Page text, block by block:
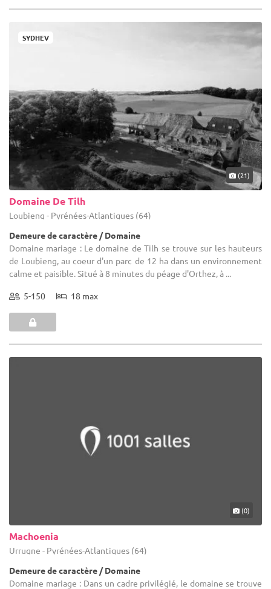
SYDHEV
(21)
Domaine De Tilh
Loubieng - Pyrénées-Atlantiques (64)
Demeure de caractère / Domaine
Domaine mariage : Le domaine de Tilh se trouve sur les hauteurs
de Loubieng, au coeur d'un parc de 12 ha dans un environnement
calme et paisible. Situé à 8 minutes du péage d'Orthez, à ...
5-150 18 max
(0)
Machoenia
Urrugne - Pyrénées-Atlantiques (64)
Demeure de caractère / Domaine
Domaine mariage : Dans un cadre privilégié, le domaine se trouve